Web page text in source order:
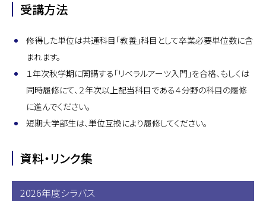
受講方法
修得した単位は共通科目「教養」科目として卒業必要単位数に含
まれます。
１年次秋学期に開講する「リベラルアーツ入門」を合格、もしくは
同時履修にて、２年次以上配当科目である４分野の科目の履修
に進んでください。
短期大学部生は、単位互換により履修してください。
資料・リンク集
2026年度シラバス